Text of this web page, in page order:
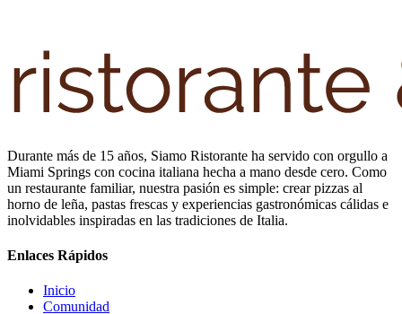
Durante más de 15 años, Siamo Ristorante ha servido con orgullo a
Miami Springs con cocina italiana hecha a mano desde cero. Como
un restaurante familiar, nuestra pasión es simple: crear pizzas al
horno de leña, pastas frescas y experiencias gastronómicas cálidas e
inolvidables inspiradas en las tradiciones de Italia.
Enlaces Rápidos
Inicio
Comunidad